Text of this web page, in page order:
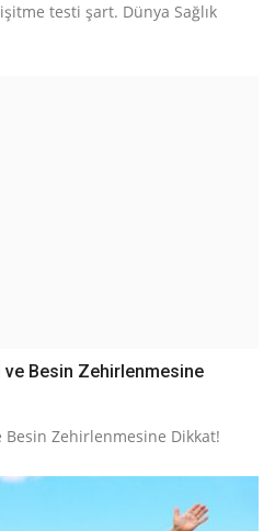
testi şart. Dünya Sağlık
ve Besin Zehirlenmesine
Besin Zehirlenmesine Dikkat!